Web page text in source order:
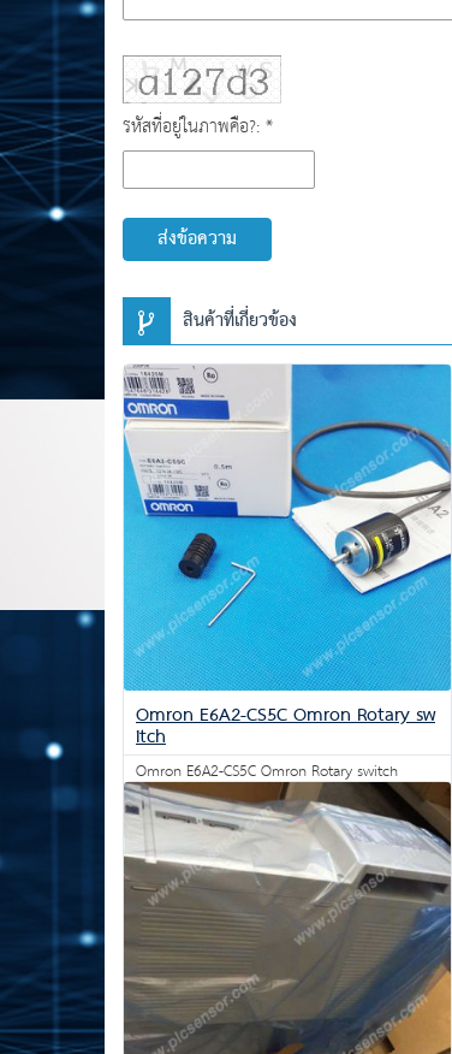
รหัสที่อยู่ในภาพคือ?: *
ส่งข้อความ
สินค้าที่เกี่ยวข้อง
Omron E6A2-CS5C Omron Rotary sw
itch
Omron E6A2-CS5C Omron Rotary switch
สอบถาม